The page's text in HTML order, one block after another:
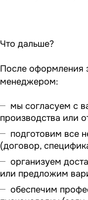
Что дальше?
После оформления
менеджером:
мы согласуем с
производства или
подготовим все
(договор,
организуем
или предложим
обеспечим